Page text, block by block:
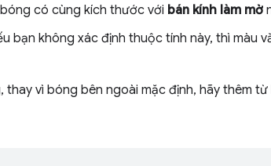
có cùng kích thước với bán kính làm mờ
bạn không xác định thuộc tính này, thì màu
vì bóng bên ngoài mặc định, hãy thêm từ